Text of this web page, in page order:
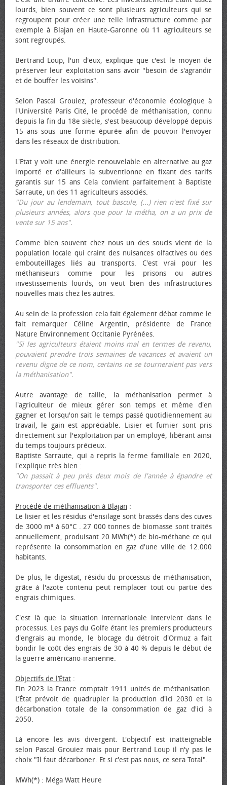
lourds, bien souvent ce sont plusieurs agriculteurs qui se
regroupent pour créer une telle infrastructure comme par
exemple à Blajan en Haute-Garonne où 11 agriculteurs se
sont regroupés.
Bertrand Loup, l'un d'eux, explique que c'est le moyen de
préserver leur exploitation sans avoir "besoin de s'agrandir
et de bouffer les voisins".
Selon Pascal Grouiez, professeur d'économie écologique à
l'Université Paris Cité, le procédé de méthanisation, connu
depuis la fin du 18e siècle, s'est beaucoup développé depuis
15 ans sous une forme épurée afin de pouvoir l'envoyer
dans les réseaux de distribution.
L'Etat y voit une énergie renouvelable en alternative au gaz
importé et d'ailleurs la subventionne en fixant des tarifs
garantis sur 15 ans Cela convient parfaitement à Baptiste
Sarraute, un des 11 agriculteurs associés.
"Du jour au lendemain, tout bascule, (...) rien n'est fixé sur
plusieurs années, alors que pour la métha, on a un prix de
vente sur 15 ans".
Comme bien souvent chez nous un des soucis vient de la
population locale qui craint des nuisances olfactives ou des
embouteillages liés au transports. C'est vrai pour les
méthaniseurs comme pour les prisons ou autres
investissements lourds, on veut bien des infrastructures
nouvelles mais chez les autres.
Au sein de la profession cela fait également débat comme le
fait remarquer Céline Argentin, présidente de France
Nature Environnement Occitanie Pyrénées.
"Si les agriculteurs étaient moins mal en termes de revenu,
pouvaient prendre trois semaines de vacances et avaient un
revenu digne de ce nom, certains ne se tourneraient pas vers
la méthanisation".
Autre avantage de taille, la méthanisation permet à
l'agriculteur de mieux gérer son temps et même d'en
gagner et lorsqu'on sait le temps passé quotidiennement au
travail, le gain est appréciable. Lisier et fumier sont pris
directement sur l'exploitation par un employé, libérant ainsi
du temps toujours précieux.
Baptiste Sarraute, qui a repris la ferme familiale en 2020,
l'explique très bien :
"On passait à peu près deux mois de l'année à épandre et
transporter ces effluents".
Procédé de méthanisation à Blajan :
Le lisier et les résidus d'ensilage sont brassés dans des cuves
de 3000 m³ à 60°C . 27 000 tonnes de biomasse sont traités
annuellement, produisant 20 MWh(*) de bio-méthane ce qui
représente la consommation en gaz d'une ville de 12.000
habitants.
De plus, le digestat, résidu du processus de méthanisation,
grâce à l'azote contenu peut remplacer tout ou partie des
engrais chimiques.
C'est là que la situation internationale intervient dans le
processus. Les pays du Golfe étant les premiers producteurs
d'engrais au monde, le blocage du détroit d'Ormuz a fait
bondir le coût des engrais de 30 à 40 % depuis le début de
la guerre américano-iranienne.
Objectifs de l’État :
Fin 2023 la France comptait 1911 unités de méthanisation.
L’État prévoit de quadrupler la production d'ici 2030 et la
décarbonation totale de la consommation de gaz d'ici à
2050.
Là encore les avis divergent. L'objectif est inatteignable
selon Pascal Grouiez mais pour Bertrand Loup il n'y pas le
choix "Il faut décarboner. Et si c'est pas nous, ce sera Total".
MWh(*) : Méga Watt Heure